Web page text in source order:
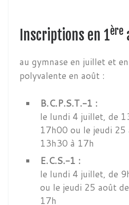
Inscriptions en 1ère
au gymnase en juillet et
polyvalente en août :
B.C.P.S.T.-1 :
le lundi 4 juillet, de
17h00 ou le jeudi 25
13h30 à 17h
E.C.S.-1 :
le lundi 4 juillet, de
ou le jeudi 25 août
17h